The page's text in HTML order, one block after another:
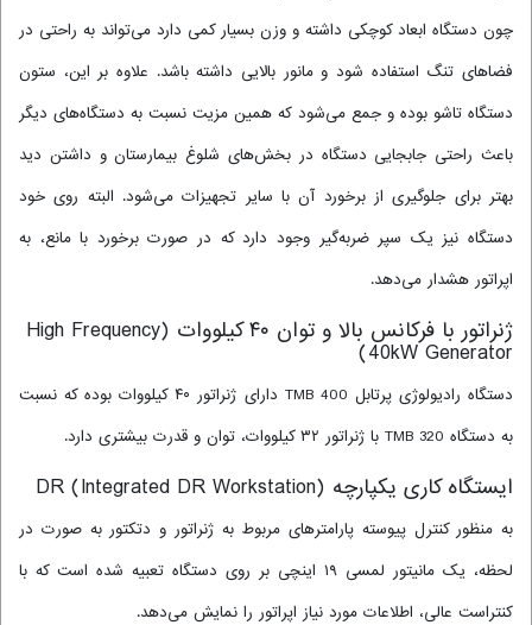
چون دستگاه ابعاد کوچکی داشته و وزن بسیار کمی دارد می‌تواند به راحتی در
فضاهای تنگ استفاده شود و مانور بالایی داشته باشد. علاوه بر این، ستون
دستگاه تاشو بوده و جمع می‌شود که همین مزیت نسبت به دستگاه‌های دیگر
باعث راحتی جابجایی دستگاه در بخش‌های شلوغ بیمارستان و داشتن دید
بهتر برای جلوگیری از برخورد آن با سایر تجهیزات می‌شود. البته روی خود
دستگاه نیز یک سپر ضربه‌گیر وجود دارد که در صورت برخورد با مانع، به
اپراتور هشدار می‌دهد.
ژنراتور با فرکانس بالا و توان ۴۰ کیلووات (High Frequency
40kW Generator)
دستگاه رادیولوژی پرتابل TMB 400 دارای ژنراتور ۴۰ کیلووات بوده که نسبت
به دستگاه TMB 320 با ژنراتور ۳۲ کیلووات، توان و قدرت بیشتری دارد.
ایستگاه کاری یکپارچه DR (Integrated DR Workstation)
به منظور کنترل پیوسته پارامترهای مربوط به ژنراتور و دتکتور به صورت در
لحظه، یک مانیتور لمسی ۱۹ اینچی بر روی دستگاه تعبیه شده است که با
کنتراست عالی، اطلاعات مورد نیاز اپراتور را نمایش می‌دهد.